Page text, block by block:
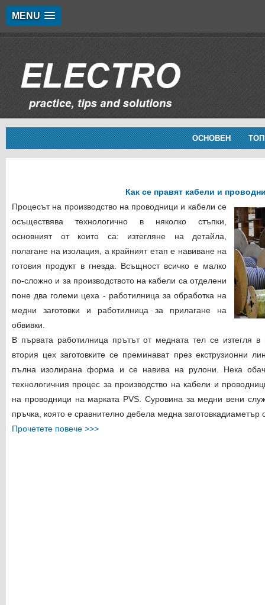
MENU
ОСНОВЕН
Как се правят кабели и
Процесът на производство на проводници и кабели се
осъществява технологично в няколко стъпки,
основният от които са: изтегляне на детайла,
полагане на изолация, а крайният етап е навиване на
готовия продукт в гнезда. Всъщност всичко е малко
по-сложно и за производството на кабели са отделени
поне два големи цеха - работилница за обработка на
медни заготовки и работилница за прилагане на
обвивки.
В първата работилница прътът от медната тел се изтегля
втория цех заготовките се преминават през екструзионни
пълна изолирана форма и се навива на рулони. Нека
технологичния процес за производство на кабели и
на проводници на марката PVS. Суровина за медни вени
пръчка, която е сравнително дебела медна заготовкадиаметър
Прочетете повече >>>